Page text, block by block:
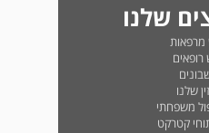
שלנו
מרפאות
רופאים
שלנו
משפחתי
קטרקט